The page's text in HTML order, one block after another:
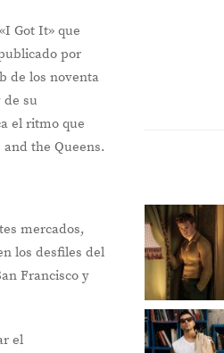
Got It» que
por
de los noventa
de su
el ritmo que
the Queens.
mercados,
los desfiles del
Francisco y
el